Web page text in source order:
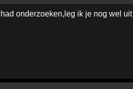
had onderzoeken,leg ik je nog wel uit